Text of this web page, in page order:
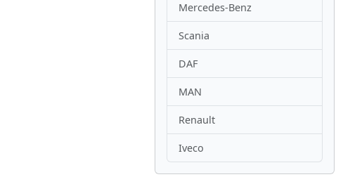
Mercedes-Benz
Scania
DAF
MAN
Renault
Iveco